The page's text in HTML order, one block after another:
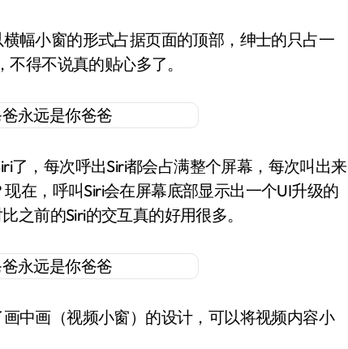
幅小窗的形式占据页面的顶部，绅士的只占一
得不说真的贴心多了。
了，每次呼出Siri都会占满整个屏幕，每次叫出来
在，呼叫Siri会在屏幕底部显示出一个UI升级的
之前的Siri的交互真的好用很多。
中画（视频小窗）的设计，可以将视频内容小